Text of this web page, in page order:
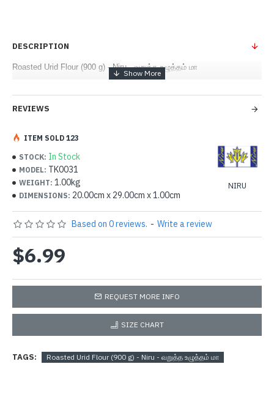
DESCRIPTION
Roasted Urid Flour (900 g) - Niru - வறுத்த உழுத்தம் மா
REVIEWS
STOCK: In Stock
MODEL: TK0031
WEIGHT: 1.00kg
DIMENSIONS: 20.00cm x 29.00cm x 1.00cm
NIRU
ITEM SOLD 123
Based on 0 reviews. - Write a review
$6.99
REQUEST MORE INFO
SIZE CHART
TAGS: Roasted Urid Flour (900 g) - Niru - வறுத்த உழுத்தம் மா